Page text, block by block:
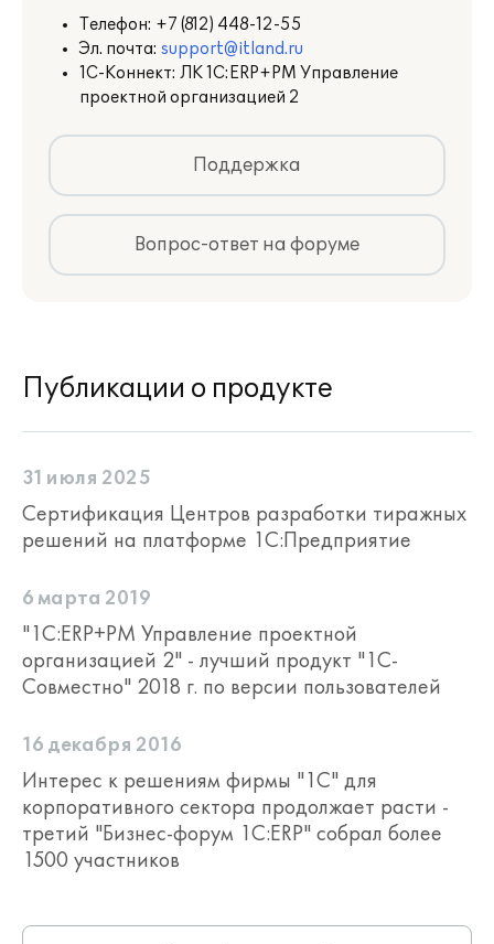
объемов, готовности проекта, сроков
выполнения, состояния показателей
проектов и проектных работ.
Ресурсы проектов
Управление трудовыми и
материальными ресурсами,
ведется управление структурой
осуществляется планирование и анализ
загрузки трудовых ресурсов.
планирование трудозатрат по ролям;
управление загрузкой и рабочим
временем;
управление трудовыми и
Телефон: +7 (812) 448-12-55
Эл. почта: support@itland.ru
1С-Коннект: ЛК 1С:ERP+PM Управление
проектной организацией 2
Поддержка
Вопрос-ответ на форуме
Публикации о продукте
31 июля 2025
Сертификация Центров разработки тиражных
решений на платформе 1С:Предприятие
6 марта 2019
"1С:ERP+PM Управление проектной
организацией 2" - лучший продукт "1С-
Совместно" 2018 г. по версии пользователей
16 декабря 2016
Интерес к решениям фирмы "1С" для
корпоративного сектора продолжает расти -
третий "Бизнес-форум 1С:ERP" собрал более
1500 участников